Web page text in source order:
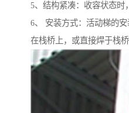
5、结构紧凑：收容状态时
6、 安装方式：活动梯的
在栈桥上，或直接焊于栈桥